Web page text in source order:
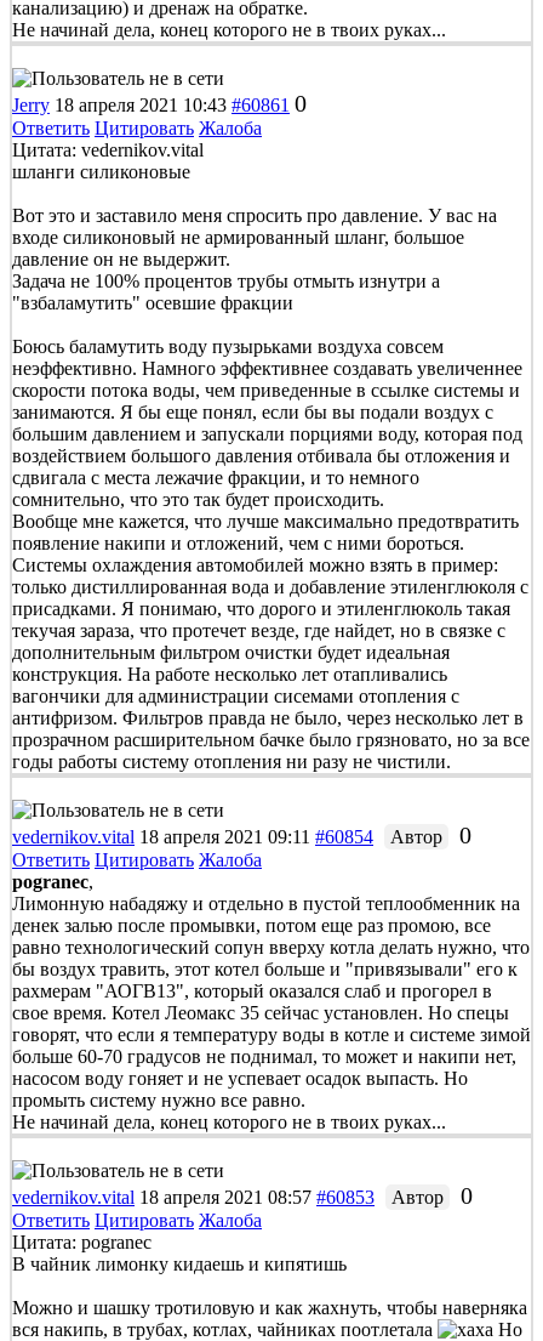
канализацию) и дренаж на обратке.
Не начинай дела, конец которого не в твоих руках...
Jerry 18 апреля 2021 10:43 #60861 0
Ответить Цитировать Жалоба
Цитата: vedernikov.vital
шланги силиконовые
Вот это и заставило меня спросить про давление. У вас на
входе силиконовый не армированный шланг, большое
давление он не выдержит.
Задача не 100% процентов трубы отмыть изнутри а
"взбаламутить" осевшие фракции
Боюсь баламутить воду пузырьками воздуха совсем
неэффективно. Намного эффективнее создавать увеличеннее
скорости потока воды, чем приведенные в ссылке системы и
занимаются. Я бы еще понял, если бы вы подали воздух с
большим давлением и запускали порциями воду, которая под
воздействием большого давления отбивала бы отложения и
сдвигала с места лежачие фракции, и то немного
сомнительно, что это так будет происходить.
Вообще мне кажется, что лучше максимально предотвратить
появление накипи и отложений, чем с ними бороться.
Системы охлаждения автомобилей можно взять в пример:
только дистиллированная вода и добавление этиленглюколя с
присадками. Я понимаю, что дорого и этиленглюколь такая
текучая зараза, что протечет везде, где найдет, но в связке с
дополнительным фильтром очистки будет идеальная
конструкция. На работе несколько лет отапливались
вагончики для администрации сисемами отопления с
антифризом. Фильтров правда не было, через несколько лет в
прозрачном расширительном бачке было грязновато, но за все
годы работы систему отопления ни разу не чистили.
vedernikov.vital 18 апреля 2021 09:11 #60854 Автор 0
Ответить Цитировать Жалоба
pogranec,
Лимонную набадяжу и отдельно в пустой теплообменник на
денек залью после промывки, потом еще раз промою, все
равно технологический сопун вверху котла делать нужно, что
бы воздух травить, этот котел больше и "привязывали" его к
рахмерам "АОГВ13", который оказался слаб и прогорел в
свое время. Котел Леомакс 35 сейчас установлен. Но спецы
говорят, что если я температуру воды в котле и системе зимой
больше 60-70 градусов не поднимал, то может и накипи нет,
насосом воду гоняет и не успевает осадок выпасть. Но
промыть систему нужно все равно.
Не начинай дела, конец которого не в твоих руках...
vedernikov.vital 18 апреля 2021 08:57 #60853 Автор 0
Ответить Цитировать Жалоба
Цитата: pogranec
В чайник лимонку кидаешь и кипятишь
Можно и шашку тротиловую и как жахнуть, чтобы наверняка
вся накипь, в трубах, котлах, чайниках поотлетала
Но